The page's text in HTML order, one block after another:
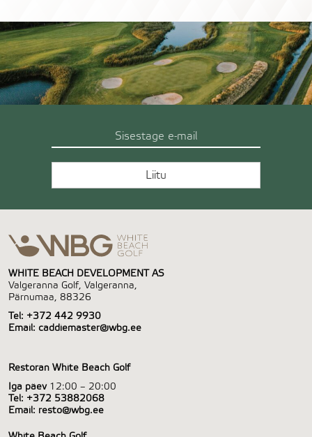
WHITE BEACH DEVELOPMENT AS
Valgeranna Golf, Valgeranna,
Pärnumaa, 88326
Tel: +372 442 9930
Email: caddiemaster@wbg.ee
Restoran White Beach Golf
Iga päev 12:00 – 20:00
Tel: +372 53882068
Email: resto@wbg.ee